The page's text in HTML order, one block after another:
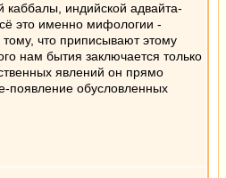
каббалы, индийской адвайта-
это именно мифологии -
что приписывают этому
нам бытия заключается только
явлений он прямо
появление обусловленных